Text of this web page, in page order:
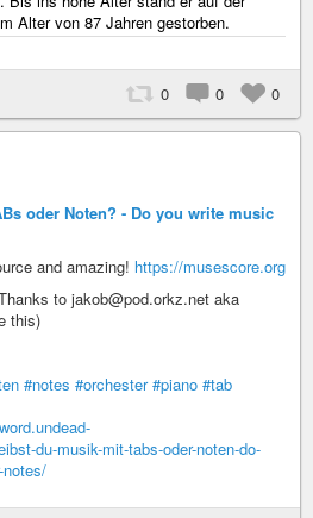
Alter von 87 Jahren gestorben.
0 0 0
oder Noten? - Do you write music
and amazing! https://musescore.org
to jakob@pod.orkz.net aka
this)
#notes #orchester #piano #tab
du-musik-mit-tabs-oder-noten-do-
notes/